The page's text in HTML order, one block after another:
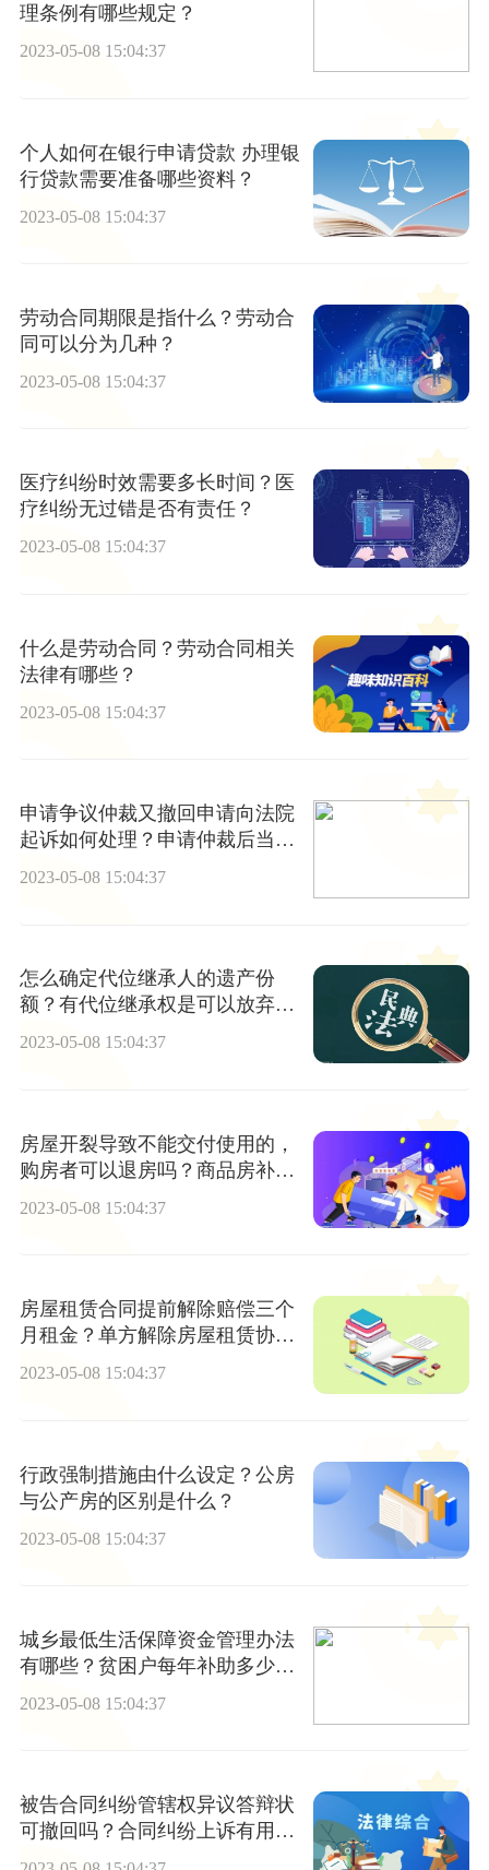
理条例有哪些规定？
2023-05-08 15:04:37
个人如何在银行申请贷款 办理银
行贷款需要准备哪些资料？
2023-05-08 15:04:37
劳动合同期限是指什么？劳动合
同可以分为几种？
2023-05-08 15:04:37
医疗纠纷时效需要多长时间？医
疗纠纷无过错是否有责任？
2023-05-08 15:04:37
什么是劳动合同？劳动合同相关
法律有哪些？
2023-05-08 15:04:37
申请争议仲裁又撤回申请向法院
起诉如何处理？申请仲裁后当事
人起诉到法如何处理?
2023-05-08 15:04:37
怎么确定代位继承人的遗产份
额？有代位继承权是可以放弃继
承的吗？
2023-05-08 15:04:37
房屋开裂导致不能交付使用的，
购房者可以退房吗？商品房补充
2023-05-08 15:04:37
房屋租赁合同提前解除赔偿三个
月租金？单方解除房屋租赁协议
包括哪些内容？
2023-05-08 15:04:37
行政强制措施由什么设定？公房
与公产房的区别是什么？
2023-05-08 15:04:37
城乡最低生活保障资金管理办法
有哪些？贫困户每年补助多少
2023-05-08 15:04:37
被告合同纠纷管辖权异议答辩状
可撤回吗？合同纠纷上诉有用
吗？